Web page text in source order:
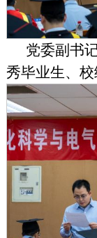
党委副书
秀毕业生、校